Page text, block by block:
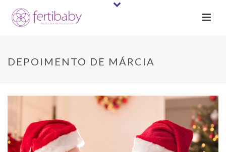
DEPOIMENTO DE MÁRCIA